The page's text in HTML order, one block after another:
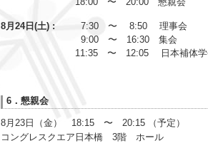
8月24日(土) :
7:30 〜 8:50 理事会
9:00 〜 16:30 集会
11:35 〜 12:05 日本補体学
6．懇親会
8月23日（金） 18:15 〜 20:15 （予定）
コングレスクエア日本橋 3階 ホール